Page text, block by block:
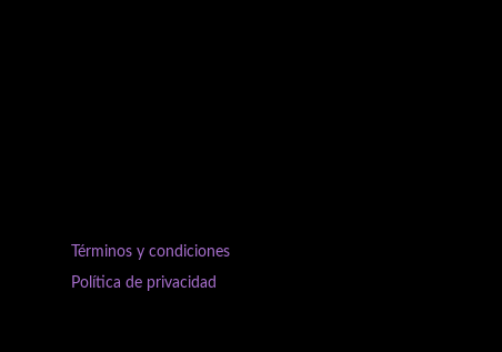
Términos y condiciones
Política de privacidad